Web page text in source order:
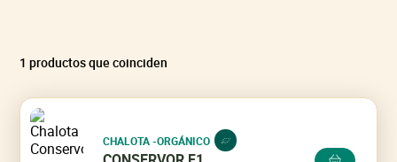
1 productos que coinciden
CHALOTA -ORGÁNICO